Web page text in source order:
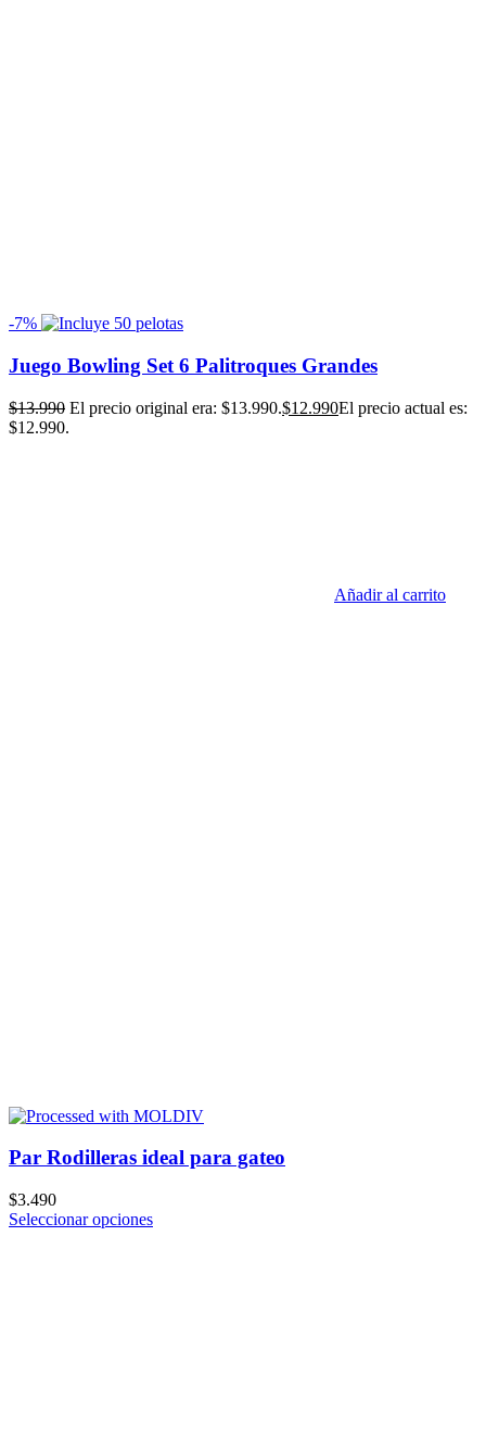
-7%
Juego Bowling Set 6 Palitroques Grandes
$13.990 El precio original era: $13.990.$12.990El precio actual es:
$12.990.
Añadir al carrito
Par Rodilleras ideal para gateo
$3.490
Seleccionar opciones